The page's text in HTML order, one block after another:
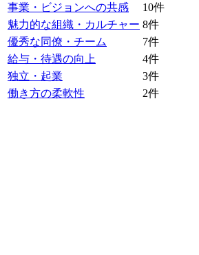
事業・ビジョンへの共感
10件
魅力的な組織・カルチャー 8件
優秀な同僚・チーム
7件
給与・待遇の向上
4件
独立・起業
3件
働き方の柔軟性
2件